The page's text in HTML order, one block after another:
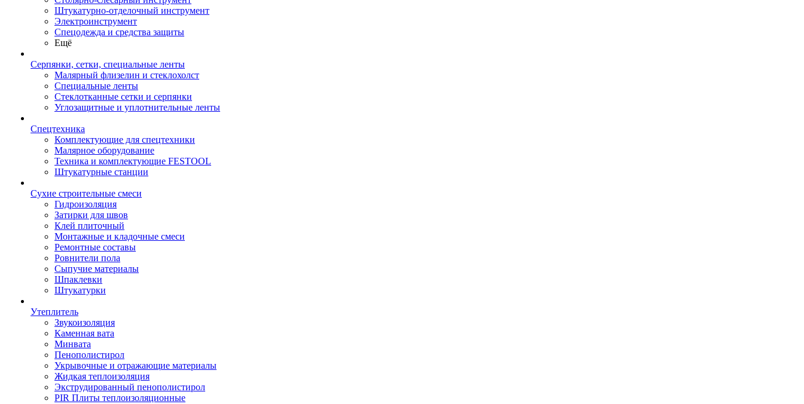
Штукатурно-отделочный инструмент
Электроинструмент
Спецодежда и средства защиты
Ещё
Серпянки, сетки, специальные ленты
Малярный флизелин и стеклохолст
Специальные ленты
Стеклотканные сетки и серпянки
Углозащитные и уплотнительные ленты
Спецтехника
Комплектующие для спецтехники
Малярное оборудование
Техника и комплектующие FESTOOL
Штукатурные станции
Сухие строительные смеси
Гидроизоляция
Затирки для швов
Клей плиточный
Монтажные и кладочные смеси
Ремонтные составы
Ровнители пола
Сыпучие материалы
Шпаклевки
Штукатурки
Утеплитель
Звукоизоляция
Каменная вата
Минвата
Пенополистирол
Укрывочные и отражающие материалы
Жидкая теплоизоляция
Экструдированный пенополистирол
PIR Плиты теплоизоляционные